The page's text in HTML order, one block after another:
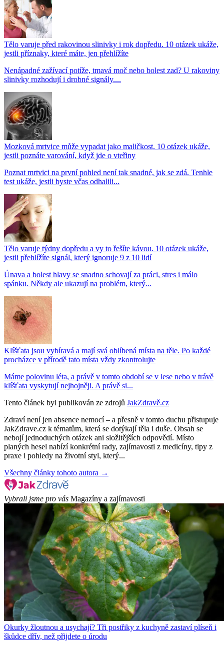
Tělo varuje před rakovinou slinivky i rok dopředu. 10 otázek ukáže,
jestli příznaky, které máte, jen přehlížíte
Nenápadné zažívací potíže, tmavá moč nebo bolest zad? U rakoviny
slinivky rozhodují i drobné signály....
Mozková mrtvice může vypadat jako maličkost. 10 otázek ukáže,
jestli poznáte varování, když jde o vteřiny
Poznat mrtvici na první pohled není tak snadné, jak se zdá. Tenhle
test ukáže, jestli byste včas odhalili...
Tělo varuje týdny dopředu a vy to řešíte kávou. 10 otázek ukáže,
jestli přehlížíte signál, který ignoruje 9 z 10 lidí
Únava a bolest hlavy se snadno schovají za práci, stres i málo
spánku. Někdy ale ukazují na problém, který...
Klíšťata jsou vybíravá a mají svá oblíbená místa na těle. Po každé
procházce v přírodě tato místa vždy zkontrolujte
Máme polovinu léta, a právě v tomto období se v lese nebo v trávě
klíšťata vyskytují nejhojněji. A právě si...
Tento článek byl publikován ze zdrojů JakZdravě.cz
Zdraví není jen absence nemocí – a přesně v tomto duchu přistupuje
JakZdrave.cz k tématům, která se dotýkají těla i duše. Obsah se
nebojí jednoduchých otázek ani složitějších odpovědí. Místo
planých hesel nabízí konkrétní rady, zajímavosti z medicíny, tipy z
praxe i pohledy na životní styl, který...
Všechny články tohoto autora →
Vybrali jsme pro vás Magazíny a zajímavosti
Okurky žloutnou a usychají? Tři postřiky z kuchyně zastaví plíseň i
škůdce dřív, než přijdete o úrodu